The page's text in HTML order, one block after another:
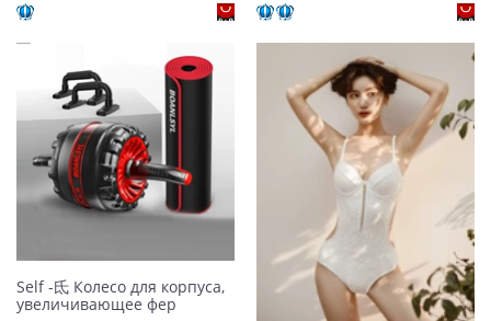
Self -氐 Колесо для корпуса,
увеличивающее фер